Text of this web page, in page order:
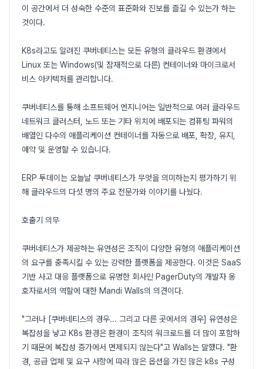
이 공간에서 더 성숙한 수준의 표준화와 진보를 즐길 수 있는가 하는
것이다.
K8s라고도 알려진 쿠버네티스는 모든 유형의 클라우드 환경에서
Linux 또는 Windows(및 잠재적으로 다른) 컨테이너와 마이크로서
비스 아키텍처를 관리합니다.
쿠버네티스를 통해 소프트웨어 엔지니어는 일반적으로 여러 클라우드
네트워크 클러스터, 노드 또는 기타 위치에 배포되는 컴퓨팅 파워의
배열인 다수의 애플리케이션 컨테이너를 자동으로 배포, 확장, 유지,
예약 및 운영할 수 있습니다.
ERP 투데이는 오늘날 쿠버네티스가 무엇을 의미하는지 평가하기 위
해 클라우드의 다섯 명의 주요 전문가와 이야기를 나눴다.
호출기 의무
쿠버네티스가 제공하는 유연성은 조직이 다양한 유형의 애플리케이션
의 요구를 충족시킬 수 있는 강력한 플랫폼을 제공한다. 이것은 SaaS
기반 사고 대응 플랫폼으로 유명한 회사인 PagerDuty의 개발자 옹
호자로서의 역할에 대한 Mandi Walls의 의견이다.
"그러나 [쿠버네티스의 경우... 그리고 다른 곳에서의 경우] 유연성은
복잡성을 낳고 K8s 환경은 환경이 조직의 워크로드를 더 많이 포함하
기 때문에 복잡성 증가에서 면제되지 않는다"고 Walls는 말했다. "환
경, 공급 업체 및 요구 사항에 따라 많은 옵션을 가진 많은 k8s 구성